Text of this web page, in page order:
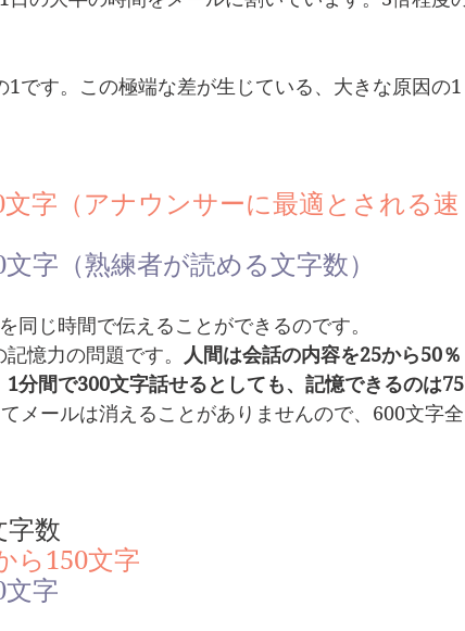
です。この極端な差が生じている、大きな原因の1
字（アナウンサーに最適とされる速
字（熟練者が読める文字数）
同じ時間で伝えることができるのです。
憶力の問題です。 人間は会話の内容を25から50％
分間で300文字話せるとしても、記憶できるのは75
メールは消えることがありませんので、600文字全
字数
ら150文字
字